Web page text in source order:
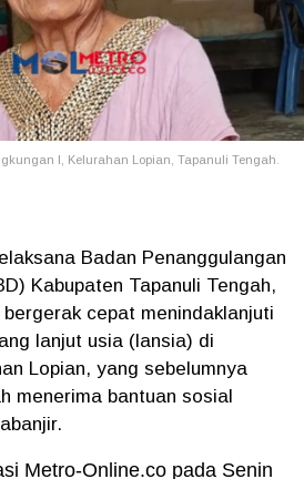
I, Kelurahan Lopian, Tapanuli Tengah.
Badan Penanggulangan
Kabupaten Tapanuli Tengah,
cepat menindaklanjuti
lanjut usia (lansia) di
Lopian, yang sebelumnya
menerima bantuan sosial
Metro-Online.co pada Senin